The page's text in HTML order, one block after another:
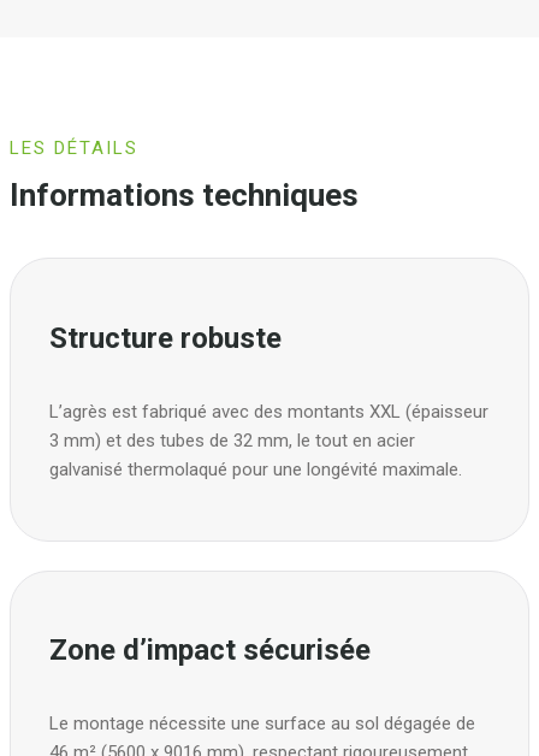
LES DÉTAILS
Informations techniques
Structure robuste
L’agrès est fabriqué avec des montants XXL (épaisseur
3 mm) et des tubes de 32 mm, le tout en acier
galvanisé thermolaqué pour une longévité maximale.
Zone d’impact sécurisée
Le montage nécessite une surface au sol dégagée de